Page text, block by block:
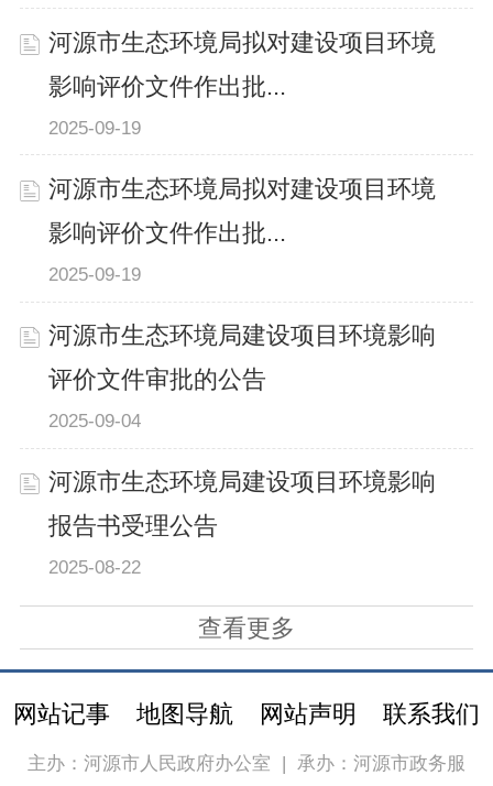
河源市生态环境局拟对建设项目环境
影响评价文件作出批...
2025-09-19
河源市生态环境局拟对建设项目环境
影响评价文件作出批...
2025-09-19
河源市生态环境局建设项目环境影响
评价文件审批的公告
2025-09-04
河源市生态环境局建设项目环境影响
报告书受理公告
2025-08-22
查看更多
网站记事 地图导航 网站声明 联系我们
主办：河源市人民政府办公室 承办：河源市政务服